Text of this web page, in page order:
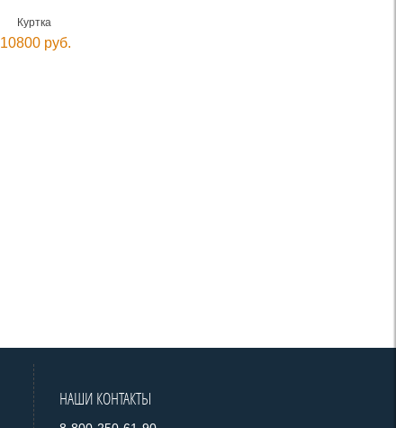
Куртка
10800 руб.
НАШИ КОНТАКТЫ